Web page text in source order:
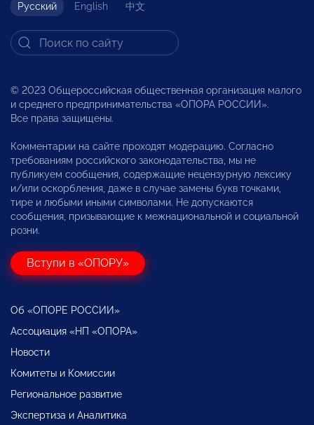
Русский English 中文
© 2023 Общероссийская общественная организация малого
и среднего предпринимательства «ОПОРА РОССИИ».
Все права защищены.
Комментарии на сайте проходят модерацию. Согласно
требованиям российского законодательства, мы не
публикуем сообщения, содержащие нецензурную лексику
и/или оскорбления, даже в случае замены букв точками,
тире и любыми иными символами. Не допускаются
сообщения, призывающие к межнациональной и социальной
розни.
Вступи в «ОПОРУ»
Об «ОПОРЕ РОССИИ»
Ассоциация «НП «ОПОРА»
Новости
Комитеты и Комиссии
Региональное развитие
Экспертиза и Аналитика